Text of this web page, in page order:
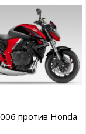
против Honda